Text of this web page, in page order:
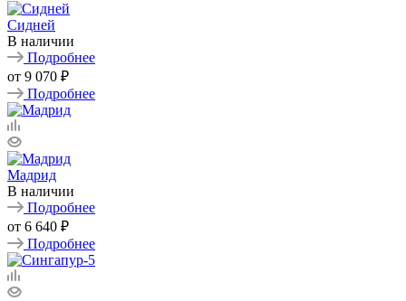
Сидней
В наличии
Подробнее
от 9 070 ₽
Подробнее
Мадрид
В наличии
Подробнее
от 6 640 ₽
Подробнее